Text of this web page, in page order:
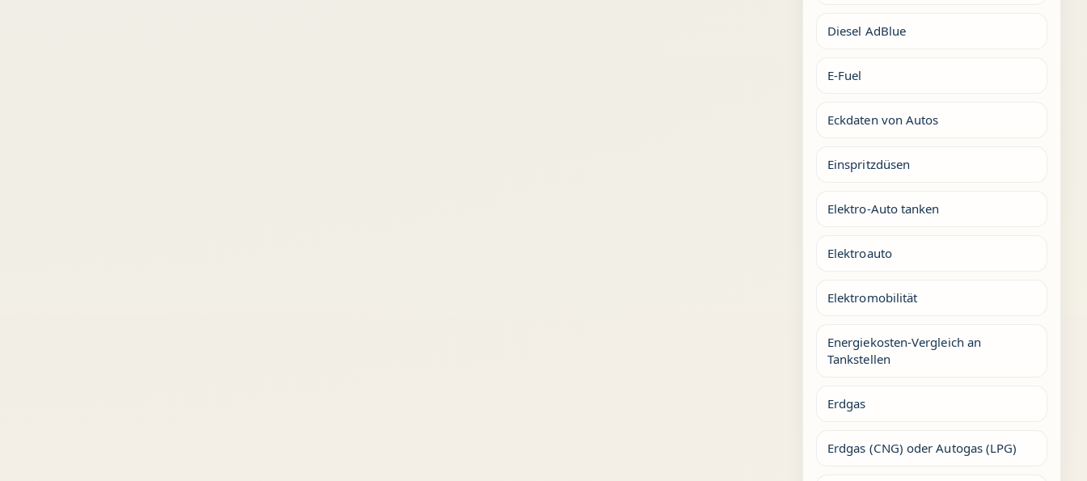
Diesel AdBlue
E-Fuel
Eckdaten von Autos
Einspritzdüsen
Elektro-Auto tanken
Elektroauto
Elektromobilität
Energiekosten-Vergleich an
Tankstellen
Erdgas
Erdgas (CNG) oder Autogas (LPG)